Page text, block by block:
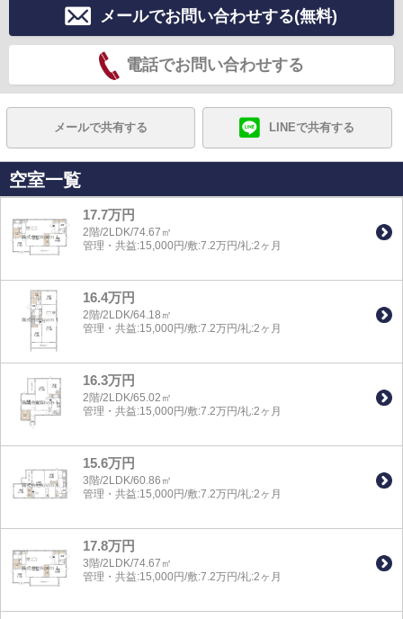
メールでお問い合わせする(無料)
電話でお問い合わせする
メールで共有する LINEで共有する
空室一覧
17.7万円
2階/2LDK/74.67㎡
管理・共益:15,000円/敷:7.2万円/礼:2ヶ月
16.4万円
2階/2LDK/64.18㎡
管理・共益:15,000円/敷:7.2万円/礼:2ヶ月
16.3万円
2階/2LDK/65.02㎡
管理・共益:15,000円/敷:7.2万円/礼:2ヶ月
15.6万円
3階/2LDK/60.86㎡
管理・共益:15,000円/敷:7.2万円/礼:2ヶ月
17.8万円
3階/2LDK/74.67㎡
管理・共益:15,000円/敷:7.2万円/礼:2ヶ月